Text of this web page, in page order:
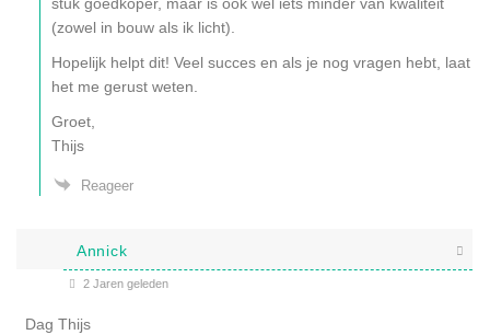
stuk goedkoper, maar is ook wel iets minder van kwaliteit
(zowel in bouw als ik licht).
Hopelijk helpt dit! Veel succes en als je nog vragen hebt, laat
het me gerust weten.
Groet,
Thijs
Reageer
Annick
2 Jaren geleden
Dag Thijs